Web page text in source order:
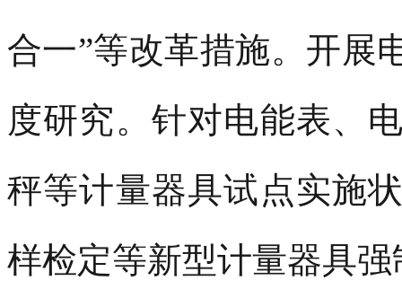
合一”等改革措施。开展
度研究。针对电能表、
秤等计量器具试点实施
样检定等新型计量器具